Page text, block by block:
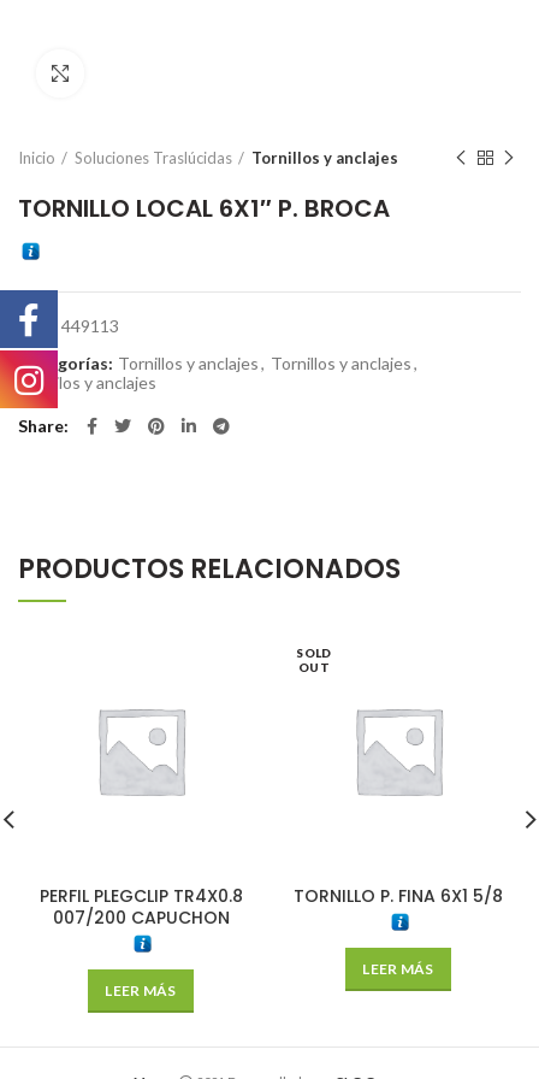
Inicio Soluciones Traslúcidas Tornillos y anclajes
TORNILLO LOCAL 6X1″ P. BROCA
SKU: 449113
Categorías: Tornillos y anclajes, Tornillos y anclajes,
Tornilos y anclajes
Share
PRODUCTOS RELACIONADOS
PERFIL PLEGCLIP TR4X0.8
007/200 CAPUCHON
LEER MÁS
SOLD
OUT
TORNILLO P. FINA 6X1 5/8
LEER MÁS